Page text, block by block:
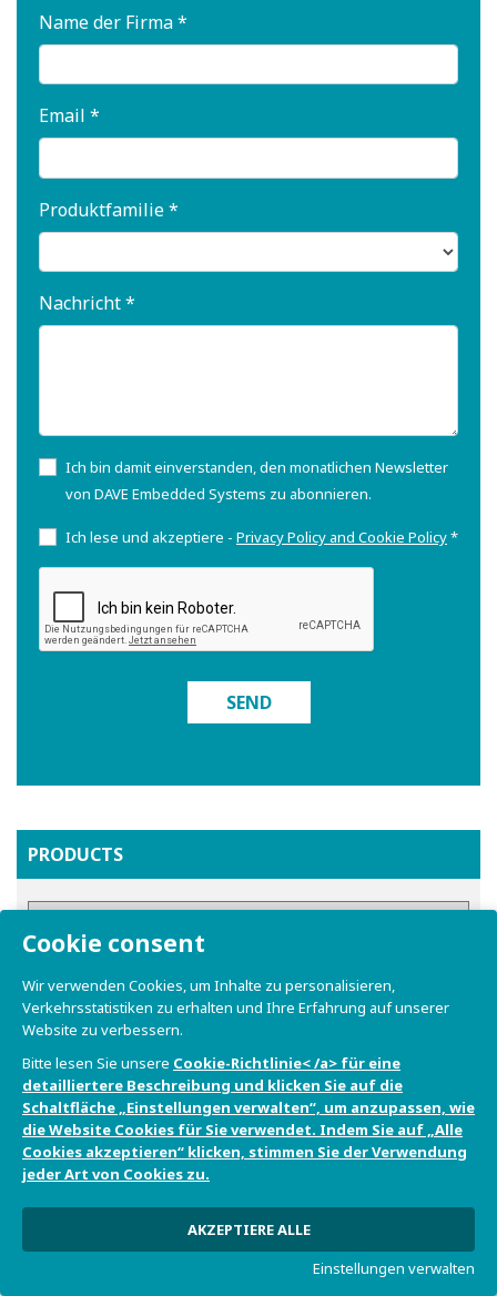
PRODUCTS
Name der Firma *
Email *
Produktfamilie *
Nachricht *
Ich bin damit einverstanden, den monatlichen Newsletter
von DAVE Embedded Systems zu abonnieren.
Ich lese und akzeptiere - Privacy Policy and Cookie Policy*
SEND
Cookie consent
Wir verwenden Cookies, um Inhalte zu personalisieren,
Verkehrsstatistiken zu erhalten und Ihre Erfahrung auf unserer
Website zu verbessern.
Bitte lesen Sie unsere Cookie-Richtlinie< /a> für eine
detailliertere Beschreibung und klicken Sie auf die
Schaltfläche „Einstellungen verwalten“, um anzupassen, wie
die Website Cookies für Sie verwendet. Indem Sie auf „Alle
Cookies akzeptieren“ klicken, stimmen Sie der Verwendung
jeder Art von Cookies zu.
AKZEPTIERE ALLE
Einstellungen verwalten